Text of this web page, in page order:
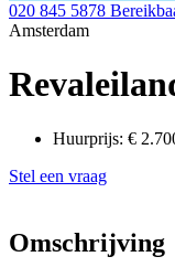
020 845 5878
Amsterdam
Huurprijs: €
Stel een vraag
Omschrijving